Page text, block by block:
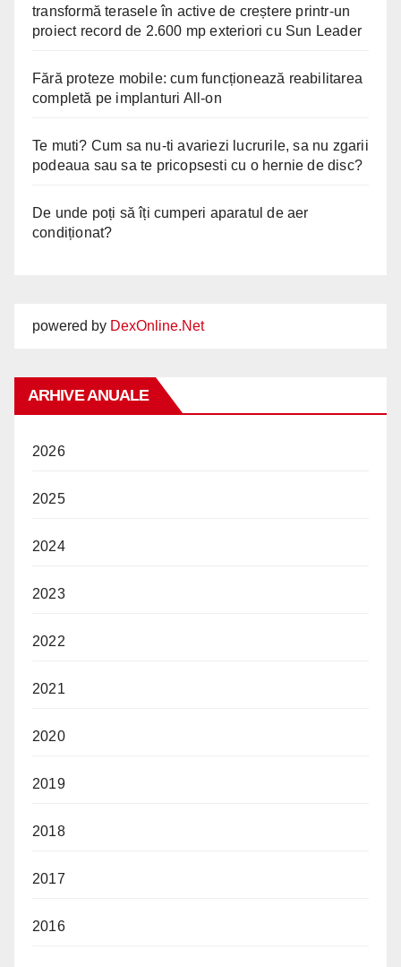
transformă terasele în active de creștere printr-un
proiect record de 2.600 mp exteriori cu Sun Leader
Fără proteze mobile: cum funcționează reabilitarea
completă pe implanturi All-on
Te muti? Cum sa nu-ti avariezi lucrurile, sa nu zgarii
podeaua sau sa te pricopsesti cu o hernie de disc?
De unde poți să îți cumperi aparatul de aer
condiționat?
powered by DexOnline.Net
ARHIVE ANUALE
2026
2025
2024
2023
2022
2021
2020
2019
2018
2017
2016